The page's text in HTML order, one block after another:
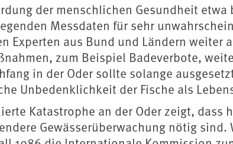
der menschlichen Gesundheit etwa
Messdaten für sehr
Experten aus Bund und Ländern weiter
zum Beispiel Badeverbote,
in der Oder sollte solange
Unbedenklichkeit der Fische als
Katastrophe an der Oder zeigt, dass
Gewässerüberwachung nötig sind.